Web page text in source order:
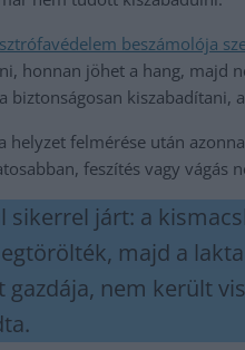
beszámolója
honnan jöhet a hang, majd
biztonságosan kiszabadítani,
felmérése után
feszítés vagy vágás
sikerrel járt: a
majd a
nem került